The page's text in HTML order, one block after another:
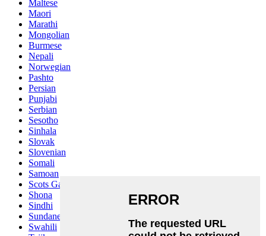
Maltese
Maori
Marathi
Mongolian
Burmese
Nepali
Norwegian
Pashto
Persian
Punjabi
Serbian
Sesotho
Sinhala
Slovak
Slovenian
Somali
Samoan
Scots Gaelic
Shona
Sindhi
Sundanese
Swahili